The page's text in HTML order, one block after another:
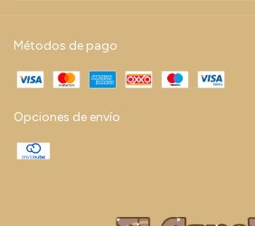
Métodos de pago
Opciones de envío